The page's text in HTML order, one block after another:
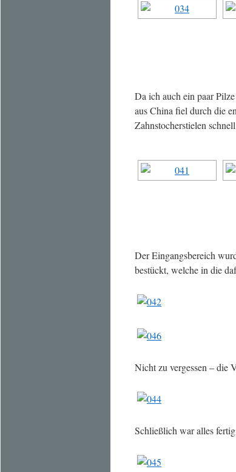
Da ich auch ein paar
aus China fiel durch die
Zahnstocherstielen
Der Eingangsbereich
bestückt, welche in die
Nicht zu vergessen – die
Schließlich war alles